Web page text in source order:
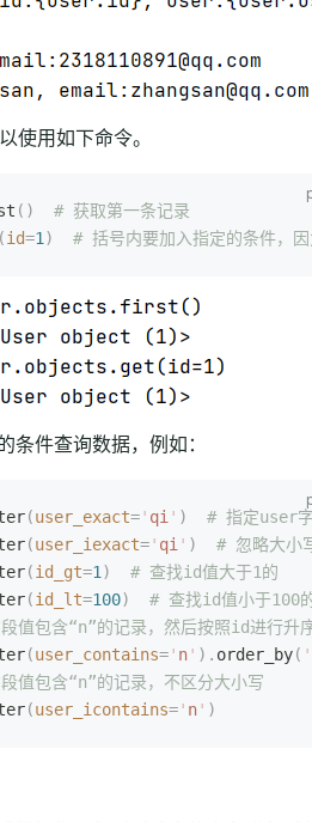
使用如下命令。
()
  # 获取第一条记录
(id=1 )
# 括号内要加入指定的条件，
条件查询数据，例如：
(user_exact=' qi ' )
# 指定user
(user_iexact=' qi ' )
# 忽略大小
(id_gt=1 )
  # 查找id值大于1的
(id_lt=100)
# 查找id值小于100
值包含“n”的记录，然后按照id进行升
(user_contains=' n' ). order_by( '
值包含“n”的记录，不区分大小写
(user_icontains=' n' )